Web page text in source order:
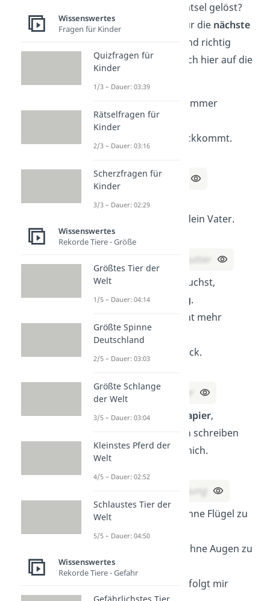
Ihr habt schon viele Rätsel gelöst?
Dann seid ihr
für die nächste
! Diese Fragen sind richtig
knifflig. Kommt ihr auch hier auf die
Ich bin etwas, das immer
vorwärtsgeht
aber niemals zurückkommt.
Lösung: Die Zeit
Du bist mein
aber ich bin nicht dein Vater.
Wer bin ich?
Deine Mutter
Wenn du mich brauchst,
wirfst du mich
weg.
Wenn du mich nicht mehr
brauchst,
holst du mich zurück.
Lösung:
Ein Anker
Ich bin ein Stück
Papier,
aber die Menschen schreiben
keine Wörter auf mich.
Eine Zeitung
Ich kann fliegen, ohne Flügel zu
haben.
, ohne Augen zu
haben.
Wo immer ich bin, folgt mir
Wissenswertes
Fragen für Kinder
Quizfragen für
Kinder
1/3 – Dauer: 03:39
Rätselfragen für
Kinder
2/3 – Dauer: 03:16
Scherzfragen für
Kinder
3/3 – Dauer: 02:29
Wissenswertes
Rekorde Tiere - Größe
Größtes Tier der
Welt
1/5 – Dauer: 04:14
Größte Spinne
Deutschland
2/5 – Dauer: 03:03
Größte Schlange
der Welt
3/5 – Dauer: 03:04
Kleinstes Pferd der
Welt
4/5 – Dauer: 02:52
Schlaustes Tier der
Welt
5/5 – Dauer: 04:50
Wissenswertes
Rekorde Tiere - Gefahr
Gefährlichstes Tier